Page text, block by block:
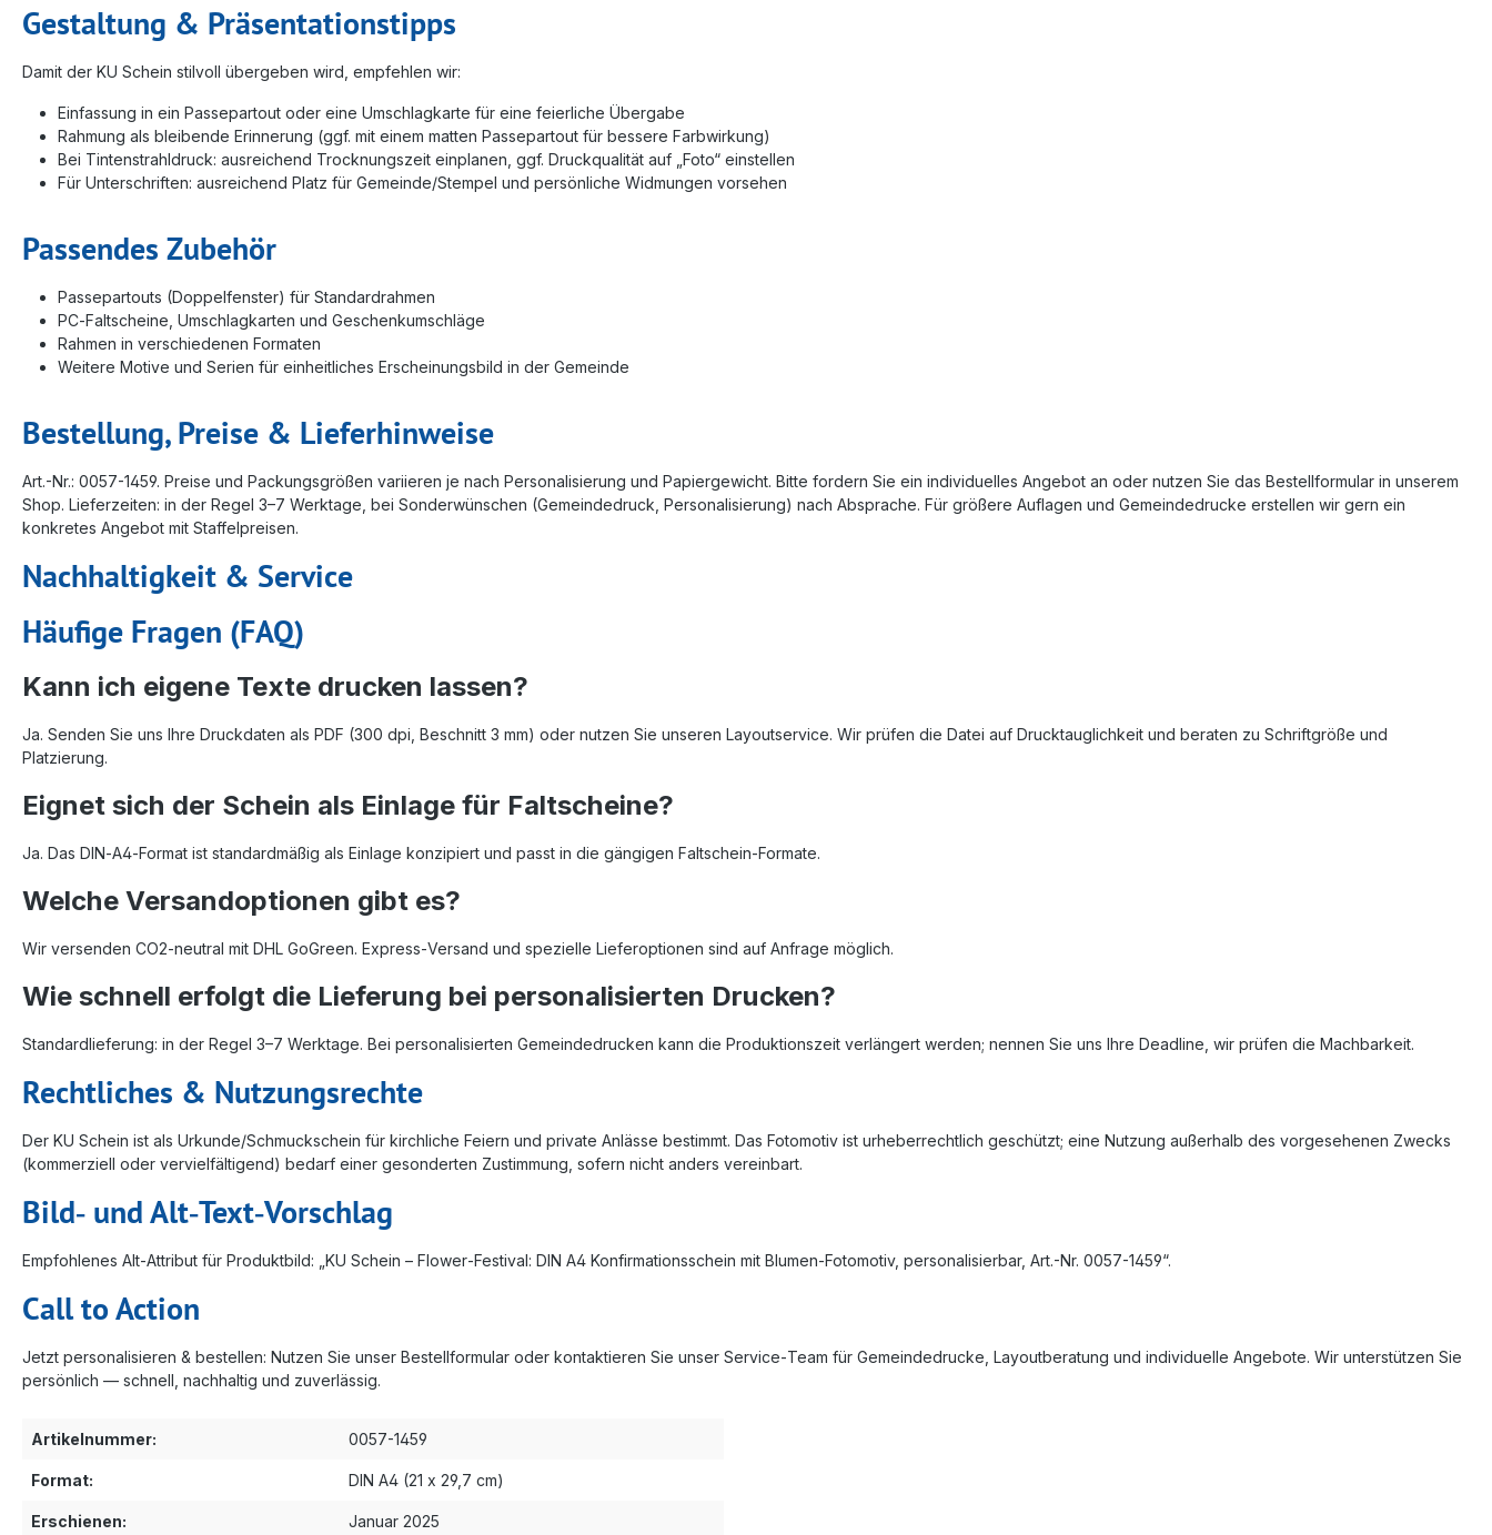
Gestaltung & Präsentationstipps
Damit der KU Schein stilvoll übergeben wird, empfehlen wir:
Einfassung in ein Passepartout oder eine Umschlagkarte für eine feierliche Übergabe
Rahmung als bleibende Erinnerung (ggf. mit einem matten Passepartout für bessere Farbwirkung)
Bei Tintenstrahldruck: ausreichend Trocknungszeit einplanen, ggf. Druckqualität auf „Foto“ einstellen
Für Unterschriften: ausreichend Platz für Gemeinde/Stempel und persönliche Widmungen vorsehen
Passendes Zubehör
Passepartouts (Doppelfenster) für Standardrahmen
PC‑Faltscheine, Umschlagkarten und Geschenkumschläge
Rahmen in verschiedenen Formaten
Weitere Motive und Serien für einheitliches Erscheinungsbild in der Gemeinde
Bestellung, Preise & Lieferhinweise
Art.-Nr.: 0057-1459. Preise und Packungsgrößen variieren je nach Personalisierung und Papiergewicht. Bitte fordern Sie ein individuelles Angebot an oder nutzen Sie das Bestellformular in unserem
Shop. Lieferzeiten: in der Regel 3–7 Werktage, bei Sonderwünschen (Gemeindedruck, Personalisierung) nach Absprache. Für größere Auflagen und Gemeindedrucke erstellen wir gern ein
konkretes Angebot mit Staffelpreisen.
Nachhaltigkeit & Service
Häufige Fragen (FAQ)
Kann ich eigene Texte drucken lassen?
Ja. Senden Sie uns Ihre Druckdaten als PDF (300 dpi, Beschnitt 3 mm) oder nutzen Sie unseren Layoutservice. Wir prüfen die Datei auf Drucktauglichkeit und beraten zu Schriftgröße und
Platzierung.
Eignet sich der Schein als Einlage für Faltscheine?
Ja. Das DIN‑A4‑Format ist standardmäßig als Einlage konzipiert und passt in die gängigen Faltschein‑Formate.
Welche Versandoptionen gibt es?
Wir versenden CO2‑neutral mit DHL GoGreen. Express‑Versand und spezielle Lieferoptionen sind auf Anfrage möglich.
Wie schnell erfolgt die Lieferung bei personalisierten Drucken?
Standardlieferung: in der Regel 3–7 Werktage. Bei personalisierten Gemeindedrucken kann die Produktionszeit verlängert werden; nennen Sie uns Ihre Deadline, wir prüfen die Machbarkeit.
Rechtliches & Nutzungsrechte
Der KU Schein ist als Urkunde/Schmuckschein für kirchliche Feiern und private Anlässe bestimmt. Das Fotomotiv ist urheberrechtlich geschützt; eine Nutzung außerhalb des vorgesehenen Zwecks
(kommerziell oder vervielfältigend) bedarf einer gesonderten Zustimmung, sofern nicht anders vereinbart.
Bild‑ und Alt‑Text‑Vorschlag
Empfohlenes Alt‑Attribut für Produktbild: „KU Schein – Flower‑Festival: DIN A4 Konfirmationsschein mit Blumen‑Fotomotiv, personalisierbar, Art.-Nr. 0057-1459“.
Call to Action
Jetzt personalisieren & bestellen: Nutzen Sie unser Bestellformular oder kontaktieren Sie unser Service‑Team für Gemeindedrucke, Layoutberatung und individuelle Angebote. Wir unterstützen Sie
persönlich — schnell, nachhaltig und zuverlässig.
Artikelnummer: 0057-1459
Format: DIN A4 (21 x 29,7 cm)
Erschienen: Januar 2025